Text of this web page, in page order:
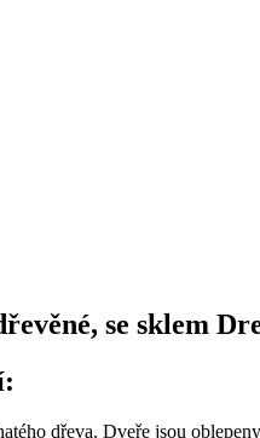
se sklem
dřeva. Dveře jsou